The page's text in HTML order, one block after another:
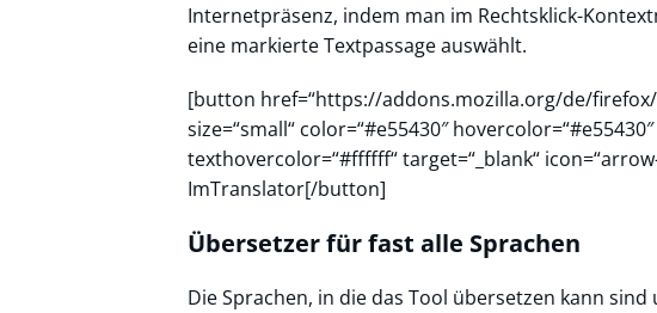
Internetpräsenz, indem man im Rechtsklick-
eine markierte Textpassage auswählt.
[button href=“https://addons.mozilla.org/de/
size=“small“ color=“#e55430″
texthovercolor=“#ffffff“ target=“_blank“
ImTranslator[/button]
Übersetzer für fast alle Sprachen
Die Sprachen, in die das Tool übersetzen kann